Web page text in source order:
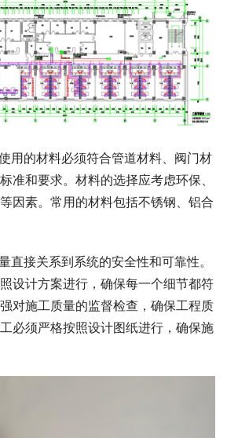
用的材料必须符合管道材料、阀门材
准和要求。材料的选择应考虑环保、
因素。常用的材料包括不锈钢、铝合
直接关系到系统的安全性和可靠性。
设计方案进行，确保每一个细节都符
对施工质量的监督检查，确保工程质
必须严格按照设计图纸进行，确保施